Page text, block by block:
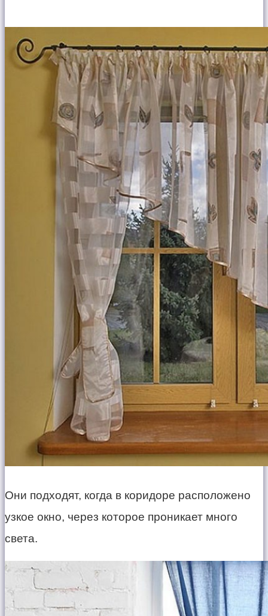
Они подходят, когда в коридоре расположено
узкое окно, через которое проникает много
света.